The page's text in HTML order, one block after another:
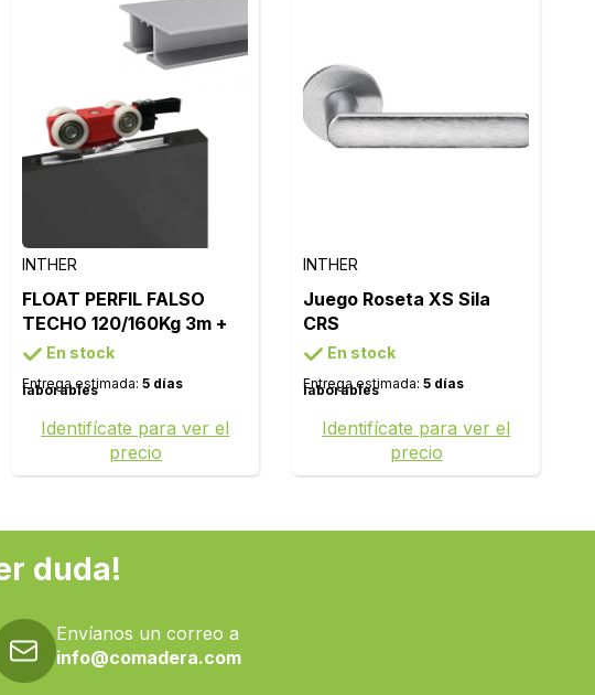
INTHER
FLOAT PERFIL FALSO
TECHO 120/160Kg 3m +
JUEGO ACCESORIOS F-
En stock
Entrega estimada:5 días
laborables
Identifícate para ver el
precio
INTHER
Juego Roseta XS Sila
CRS
En stock
Entrega estimada:5 días
laborables
Identifícate para ver el
precio
duda!
Envíanos un correo a
info@comadera.com